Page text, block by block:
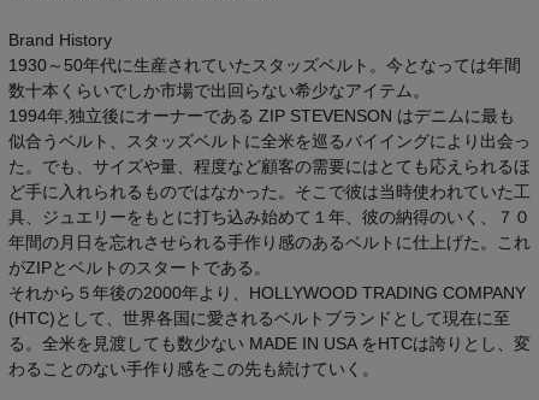
Brand History
1930～50年代に生産されていたスタッズベルト。今となっては年間
数十本くらいでしか市場で出回らない希少なアイテム。
1994年,独立後にオーナーである ZIP STEVENSON はデニムに最も
似合うベルト、スタッズベルトに全米を巡るバイイングにより出会っ
た。でも、サイズや量、程度など顧客の需要にはとても応えられるほ
ど手に入れられるものではなかった。そこで彼は当時使われていた工
具、ジュエリーをもとに打ち込み始めて１年、彼の納得のいく、７０
年間の月日を忘れさせられる手作り感のあるベルトに仕上げた。これ
がZIPとベルトのスタートである。
それから５年後の2000年より、HOLLYWOOD TRADING COMPANY
(HTC)として、世界各国に愛されるベルトブランドとして現在に至
る。全米を見渡しても数少ない MADE IN USA をHTCは誇りとし、変
わることのない手作り感をこの先も続けていく。